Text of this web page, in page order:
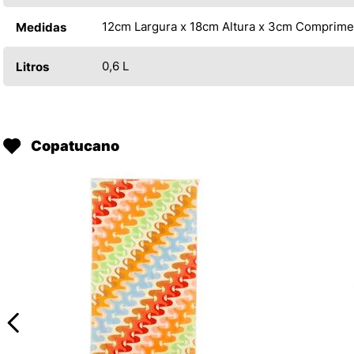
Medidas 12cm Largura x 18cm Altura x 3cm
Litros 0,6 L
Copatucano